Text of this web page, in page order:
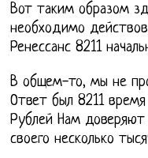
Вот таким образом
необходимо
Ренессанс 8211
В общем-то, мы не
Ответ был 8211
Рублей Нам
своего несколько